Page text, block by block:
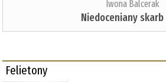
Iwona Balcerak
Niedoceniany
Felietony